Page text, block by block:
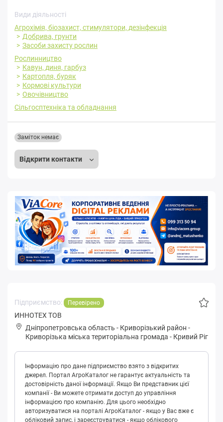
Види діяльності
Агрохімія, біозахист, стимулятори, дезінфекція
Добрива, грунти
Засоби захисту рослин
Рослинництво
Кавун, диня, гарбуз
Картопля, буряк
Кормові культури
Овочівництво
Сільгосптехніка та обладнання
Відкрити контакти
Заміток немає
Підприємство: Перевірено
ИННОТЕХ ТОВ
Дніпропетровська область - Криворізький район -
Кpивopізькa міська територіальна громада - Кривий Ріг
Інформацію про дане підприємство взято з відкритих
джерел. Портал АгроКаталог не гарантує актуальність та
достовірність даної інформації. Якщо Ви представник цієї
компанії - Ви можете отримати доступ до управління
інформацією про компанію. Для цього необхідно
авторизуватися на порталі АгроКаталог - якщо у Вас вже є
обліковий запис, і зареєструватися - якщо облікового